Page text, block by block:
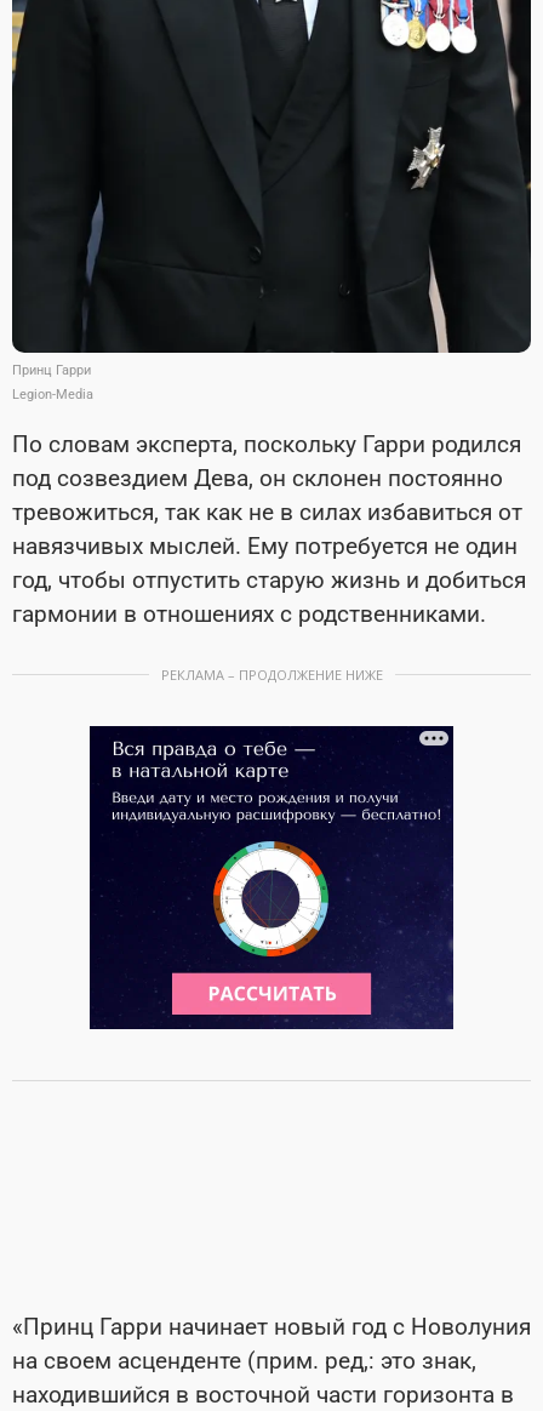
Принц Гарри
Legion-Media
По словам эксперта, поскольку Гарри родился
под созвездием Дева, он склонен постоянно
тревожиться, так как не в силах избавиться от
навязчивых мыслей. Ему потребуется не один
год, чтобы отпустить старую жизнь и добиться
гармонии в отношениях с родственниками.
РЕКЛАМА – ПРОДОЛЖЕНИЕ НИЖЕ
«Принц Гарри начинает новый год с Новолуния
на своем асценденте (прим. ред,: это знак,
находившийся в восточной части горизонта в